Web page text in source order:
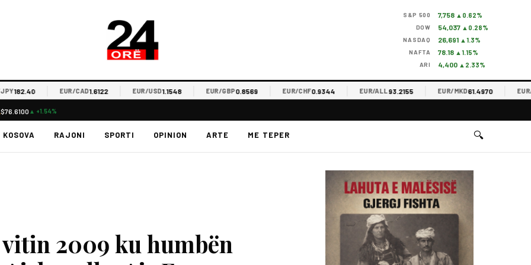
S&P 500 7,758 ▲0.62%
DOW 54,037 ▲0.28%
NASDAQ 26,691 ▲1.3%
NAFTA 78.18 ▲1.15%
ARI 4,400 ▲2.33%
EUR/CAD1.6122 EUR/USD1.1548 EUR/GBP0.8569 EUR/CHF0.9344 EUR/ALL93.2155 EUR/MKD61.4970 EUR/RSD
$76.6100 ▲ +1.54%
KOSOVA RAJONI SPORTI OPINION ARTE ME TEPER 🔍
2009 ku humbën